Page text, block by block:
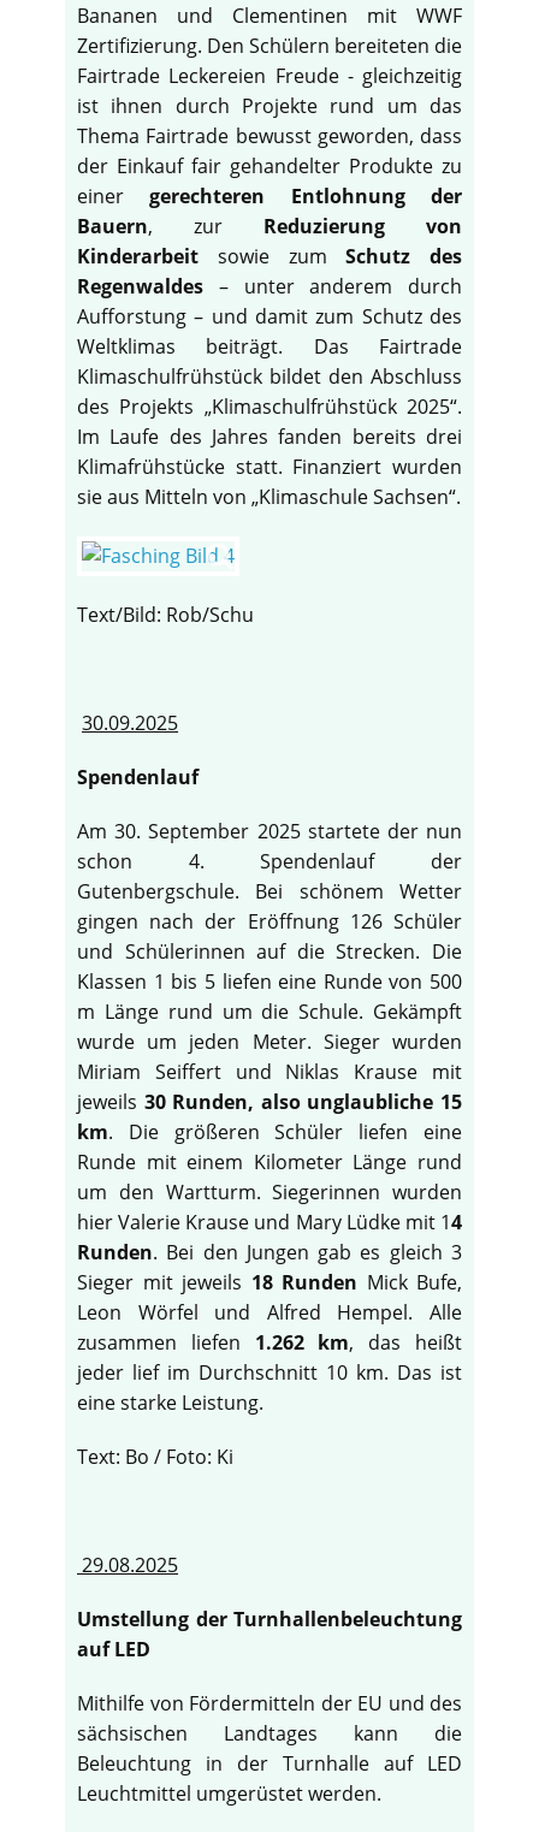
Bananen und Clementinen mit WWF
Zertifizierung. Den Schülern bereiteten die
Fairtrade Leckereien Freude - gleichzeitig
ist ihnen durch Projekte rund um das
Thema Fairtrade bewusst geworden, dass
der Einkauf fair gehandelter Produkte zu
einergerechteren Entlohnung der
Bauern, zur Reduzierung von
Kinderarbeit sowie zumSchutz des
Regenwaldes – unter anderem durch
Aufforstung – und damit zum Schutz des
Weltklimas beiträgt. Das Fairtrade
Klimaschulfrühstück bildet den Abschluss
des Projekts „Klimaschulfrühstück 2025“.
Im Laufe des Jahres fanden bereits drei
Klimafrühstücke statt. Finanziert wurden
sie aus Mitteln von „Klimaschule Sachsen“.
Text/Bild: Rob/Schu
30.09.2025
Spendenlauf
Am 30. September 2025 startete der nun
schon 4. Spendenlauf der
Gutenbergschule. Bei schönem Wetter
gingen nach der Eröffnung 126 Schüler
und Schülerinnen auf die Strecken. Die
Klassen 1 bis 5 liefen eine Runde von 500
m Länge rund um die Schule. Gekämpft
wurde um jeden Meter. Sieger wurden
Miriam Seiffert und Niklas Krause mit
jeweils 30 Runden, also unglaubliche 15
km. Die größeren Schüler liefen eine
Runde mit einem Kilometer Länge rund
um den Wartturm. Siegerinnen wurden
hier Valerie Krause und Mary Lüdke mit 14
Runden. Bei den Jungen gab es gleich 3
Sieger mit jeweils 18 Runden Mick Bufe,
Leon Wörfel und Alfred Hempel. Alle
zusammen liefen 1.262 km, das heißt
jeder lief im Durchschnitt 10 km. Das ist
eine starke Leistung.
Text: Bo / Foto: Ki
29.08.2025
Umstellung der Turnhallenbeleuchtung
auf LED
Mithilfe von Fördermitteln der EU und des
sächsischen Landtages kann die
Beleuchtung in der Turnhalle auf LED
Leuchtmittel umgerüstet werden.